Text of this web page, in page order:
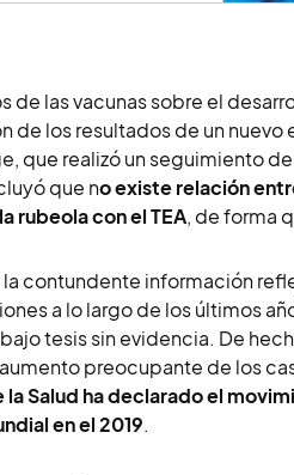
de las vacunas sobre el
de los resultados de un
que realizó un seguimiento
que no existe relación
rubeola con el TEA, de forma
la contundente información
a lo largo de los últimos
bajo tesis sin evidencia. De
preocupante de los
la Salud ha declarado el
en el 2019.